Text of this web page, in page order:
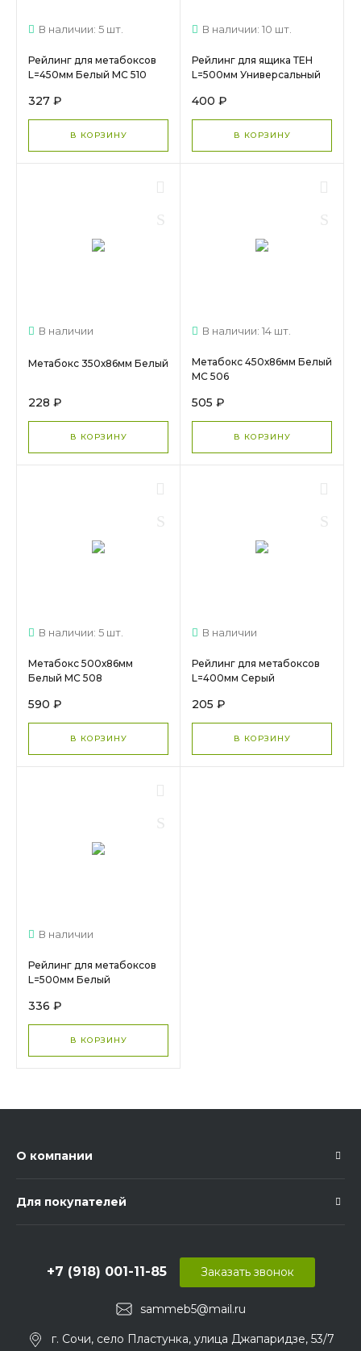
В наличии: 5 шт.
Рейлинг для метабоксов
L=450мм Белый МС 510
327 ₽
В КОРЗИНУ
В наличии: 10 шт.
Рейлинг для ящика ТЕН
L=500мм Универсальный
400 ₽
В КОРЗИНУ
В наличии
Метабокс 350х86мм Белый
228 ₽
В КОРЗИНУ
В наличии: 14 шт.
Метабокс 450х86мм Белый
МС 506
505 ₽
В КОРЗИНУ
В наличии: 5 шт.
Метабокс 500х86мм
Белый МС 508
590 ₽
В КОРЗИНУ
В наличии
Рейлинг для метабоксов
L=400мм Серый
205 ₽
В КОРЗИНУ
В наличии
Рейлинг для метабоксов
L=500мм Белый
336 ₽
В КОРЗИНУ
О компании
Для покупателей
sammeb5@mail.ru
+7 (918) 001-11-85
г. Сочи, село Пластунка, улица Джапаридзе, 53/7
Заказать звонок